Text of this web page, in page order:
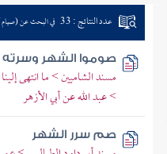
عدد النتائج : 33 في البحث عن
صوموا الشهر وسرته
مسند الشاميين > ما انتهى
> عبد الله عن أبي الأزهر
صم سرر الشهر